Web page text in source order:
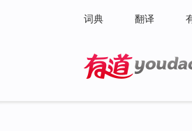
词典 翻译